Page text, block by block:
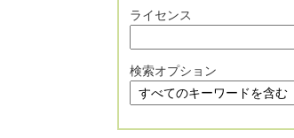
ライセンス
検索オプション